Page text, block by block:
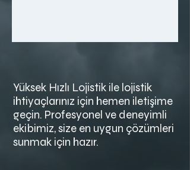
Yüksek Hızlı Lojistik ile lojistik
ihtiyaçlarınız için hemen iletişime
geçin. Profesyonel ve deneyimli
ekibimiz, size en uygun çözümleri
sunmak için hazır.